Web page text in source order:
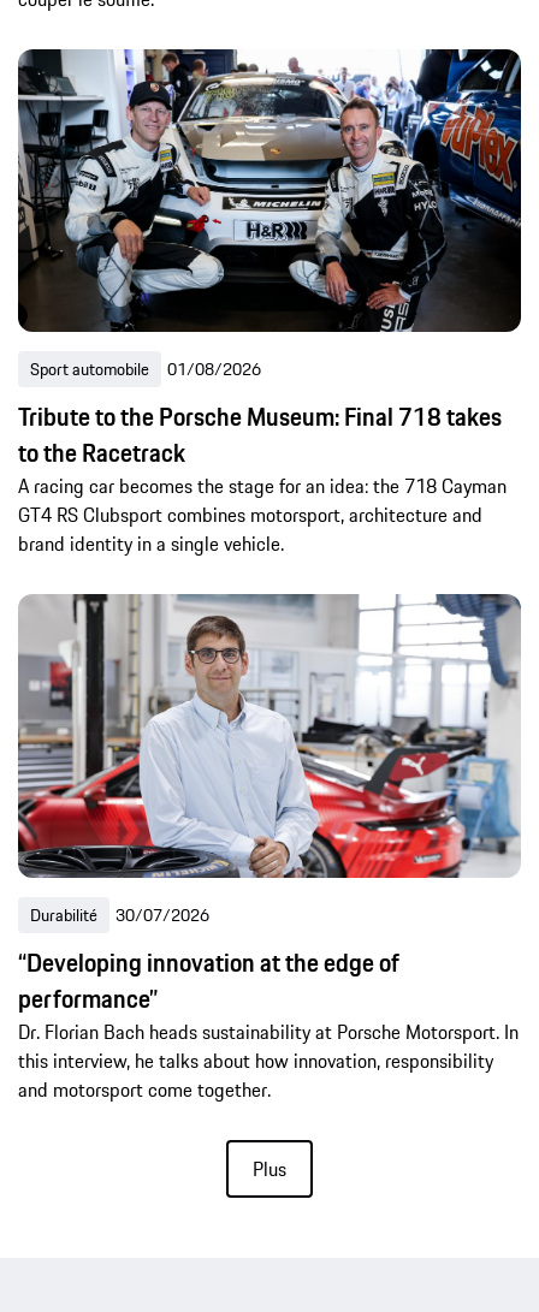
Dernières 24h
Cette année
Sport automobile 01/08/2026
Tribute to the Porsche Museum: Final 718 takes
to the Racetrack
A racing car becomes the stage for an idea: the 718 Cayman
GT4 RS Clubsport combines motorsport, architecture and
brand identity in a single vehicle.
Durabilité 30/07/2026
“Developing innovation at the edge of
performance”
Dr. Florian Bach heads sustainability at Porsche Motorsport. In
this interview, he talks about how innovation, responsibility
and motorsport come together.
Plus